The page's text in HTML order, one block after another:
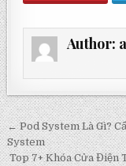
Author:
Post
navigation
← Pod System Là Gì?
System
Top 7+ Khóa Cửa Điện